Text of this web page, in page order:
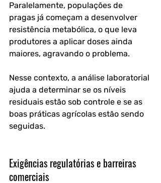
Paralelamente, populações de
pragas já começam a desenvolver
resistência metabólica, o que leva
produtores a aplicar doses ainda
maiores, agravando o problema.
Nesse contexto, a análise laboratorial
ajuda a determinar se os níveis
residuais estão sob controle e se as
boas práticas agrícolas estão sendo
seguidas.
Exigências regulatórias e barreiras
comerciais